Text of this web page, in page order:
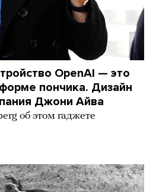
OpenAI — это
пончика. Дизайн
Джони Айва
об этом гаджете